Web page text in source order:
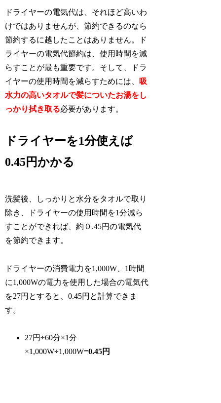
ドライヤーの電気代は、それほど高いわ
けではありませんが、節約できるのなら
節約するに越したことはありません。ド
ライヤーの電気代節約は、使用時間を減
らすことが最も重要です。そして、ドラ
イヤーの使用時間を減らすためには、
吸
水力の高いタオルで髪についたお湯をし
っかり拭き取る必要があります。
ドライヤーを1分使えば
0.45円かかる
洗髪後、しっかりと水分をタオルで取り
除き、ドライヤーの使用時間を1分減ら
すことができれば、約０.45円の電気代
を節約できます。
ドライヤーの消費電力を1,000W、1時間
に1,000Wの電力を使用した場合の電気代
を27円とすると、0.45円と計算できま
す。
27円÷60分×1分
×1,000W÷1,000W=0.45円